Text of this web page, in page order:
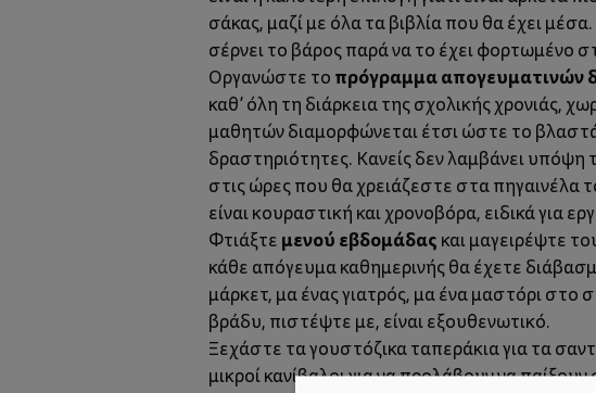
σάκας, μαζί με όλα τα βιβλία που θα έχει
σέρνει το βάρος παρά να το έχει φορτωμένο
Οργανώστε το πρόγραμμα απογευματινών
καθ’ όλη τη διάρκεια της σχολικής
μαθητών διαμορφώνεται έτσι ώστε το
δραστηριότητες. Κανείς δεν λαμβάνει
στις ώρες που θα χρειάζεστε στα πηγαινέλα
είναι κουραστική και χρονοβόρα, ειδικά για
Φτιάξτε μενού εβδομάδας και μαγειρέψτε
κάθε απόγευμα καθημερινής θα έχετε
μάρκετ, μα ένας γιατρός, μα ένα μαστόρι στο
βράδυ, πιστέψτε με, είναι εξουθενωτικό.
Ξεχάστε τα γουστόζικα ταπεράκια για τα
μικροί κανίβαλοι για να προλάβουν να